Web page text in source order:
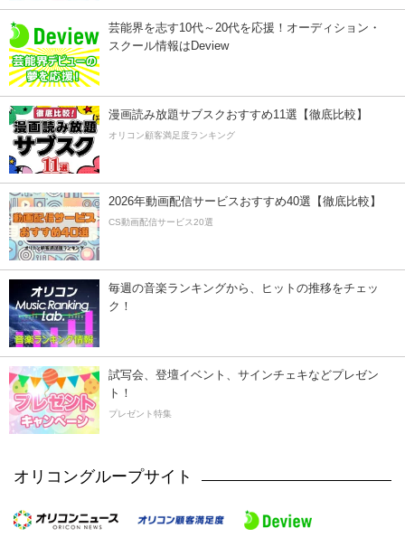
芸能界を志す10代～20代を応援！オーディション・
スクール情報はDeview
漫画読み放題サブスクおすすめ11選【徹底比較】
オリコン顧客満足度ランキング
2026年動画配信サービスおすすめ40選【徹底比較】
CS動画配信サービス20選
毎週の音楽ランキングから、ヒットの推移をチェッ
ク！
試写会、登壇イベント、サインチェキなどプレゼン
ト！
プレゼント特集
オリコングループサイト